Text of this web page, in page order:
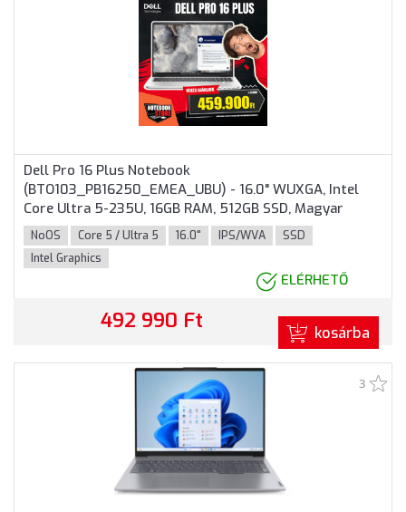
Dell Pro 16 Plus Notebook
(BTO103_PB16250_EMEA_UBU) - 16.0" WUXGA, Intel
Core Ultra 5-235U, 16GB RAM, 512GB SSD, Magyar
billentyűzet, Operációs rendszer nélkül, 3 év garancia,
Alumínium színben
NoOS Core 5 / Ultra 5 16.0" IPS/WVA
SSD
Intel Graphics
ELÉRHETŐ
492 990 Ft kosárba
3